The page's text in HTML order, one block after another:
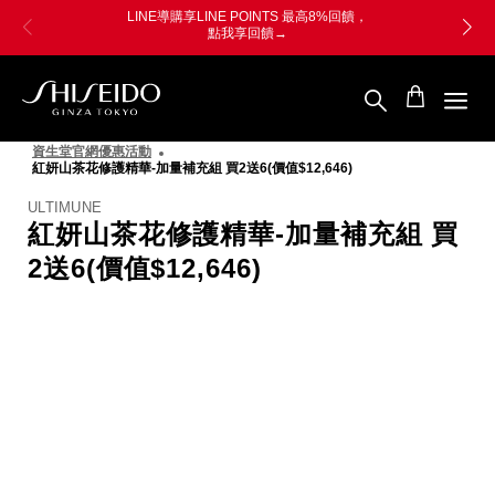
LINE導購享LINE POINTS 最高8%回饋，
點我享回饋→
資
生
國
際
櫃
資生堂官網優惠活動
紅妍山茶花修護精華-加量補充組 買2送6(價值$12,646)
ULTIMUNE
紅妍山茶花修護精華-加量補充組 買
2送6(價值$12,646)